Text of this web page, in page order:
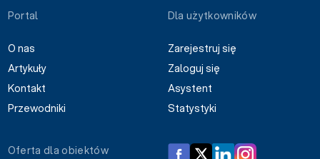
Portal
O nas
Artykuły
Kontakt
Przewodniki
Dla użytkowników
Zarejestruj się
Zaloguj się
Asystent
Statystyki
Oferta dla obiektów